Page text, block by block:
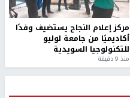
مركز إعلام النجاح يستضيف وفدًا
أكاديميًا من جامعة لوليو
للتكنولوجيا السويدية
منذ 9 دقيقة